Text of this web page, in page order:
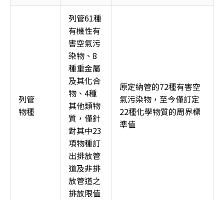
列管
物種
列管61種
有機性有
害空氣污
染物、8
種重金屬
及其化合
物、4種
其他類物
質，僅針
對其中23
項物種訂
出排放管
道及非排
放管道之
排放限值
原定納管的72種有害空
氣污染物，至今僅訂定
22種化學物質的周界標
準值